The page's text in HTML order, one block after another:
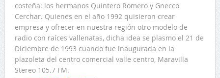
costeña: los hermanos Quintero Romero y Gnecco
Cerchar. Quienes en el año 1992 quisieron crear
empresa y ofrecer en nuestra región otro modelo de
radio con raíces vallenatas, dicha idea se plasmo el 21 de
Diciembre de 1993 cuando fue inaugurada en la
plazoleta del centro comercial valle centro, Maravilla
Stereo 105.7 FM.